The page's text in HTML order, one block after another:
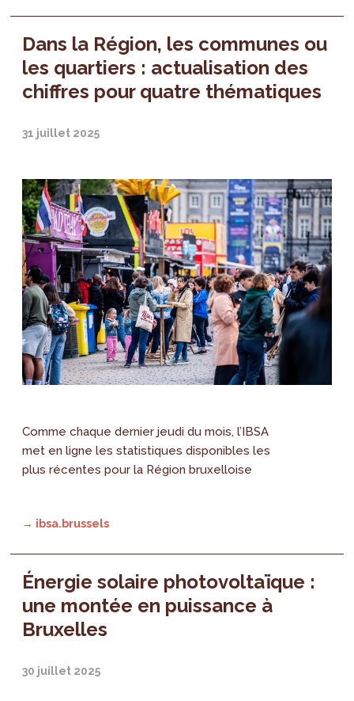
Dans la Région, les communes ou
les quartiers : actualisation des
chiffres pour quatre thématiques
31 juillet 2025
Comme chaque dernier jeudi du mois, l’IBSA
met en ligne les statistiques disponibles les
plus récentes pour la Région bruxelloise
→ ibsa.brussels
Énergie solaire photovoltaïque :
une montée en puissance à
Bruxelles
30 juillet 2025